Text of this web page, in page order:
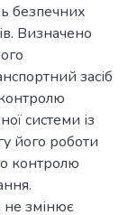
безпечних
Визначено
засіб
системи із
його роботи
контролю
не змінює